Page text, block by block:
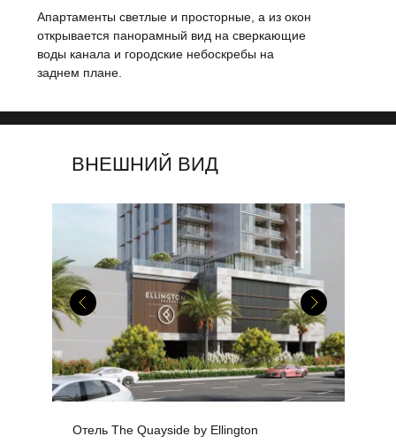
Апартаменты светлые и просторные, а из окон
открывается панорамный вид на сверкающие
воды канала и городские небоскребы на
заднем плане.
ВНЕШНИЙ ВИД
Отель The Quayside by Ellington